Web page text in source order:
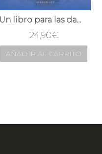
Un libro para las damas Estudios acerca de la educación de la mujer
24,90€
AÑADIR AL CARRITO